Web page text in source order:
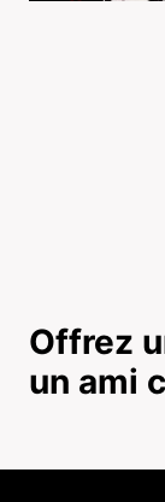
Offrez
un ami